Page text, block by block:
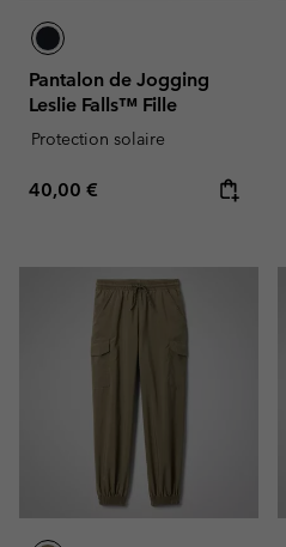
Pantalon de Jogging
Leslie Falls™ Fille
Protection solaire
Regular price:
40,00 €